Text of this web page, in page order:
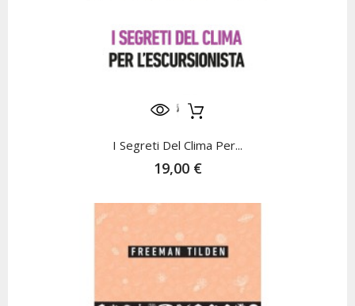
I Segreti Del Clima Per...
19,00 €